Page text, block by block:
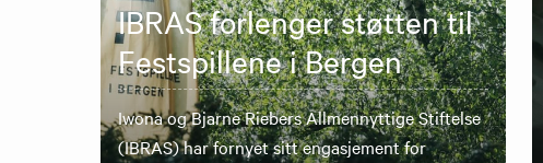
IBRAS forlenger støtten til
Festspillene i Bergen
Iwona og Bjarne Riebers Allmennyttige Stiftelse
(IBRAS) har fornyet sitt engasjement for